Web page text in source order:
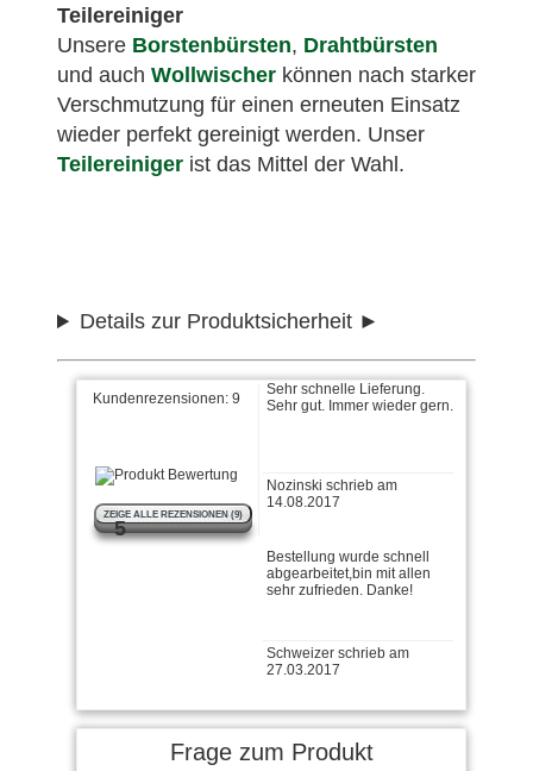
Teilereiniger
Unsere Borstenbürsten, Drahtbürsten
und auch Wollwischer können nach starker
Verschmutzung für einen erneuten Einsatz
wieder perfekt gereinigt werden. Unser
Teilereiniger ist das Mittel der Wahl.
Details zur Produktsicherheit
Kundenrezensionen: 9
5
ZEIGE ALLE REZENSIONEN (9)
Bernd K. schrieb am
28.02.2018
Sehr schnelle Lieferung.
sehr zufrieden. Danke!
Frage zum Produkt